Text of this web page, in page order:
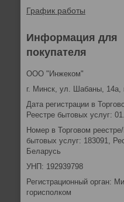
График работы
Информация для
покупателя
ООО "Инжеком"
г. Минск, ул. Шабаны, 14а,
Дата регистрации в
Реестре бытовых услуг:
Номер в Торговом
бытовых услуг: 183091,
Беларусь
УНП: 192939798
Регистрационный орган:
горисполком